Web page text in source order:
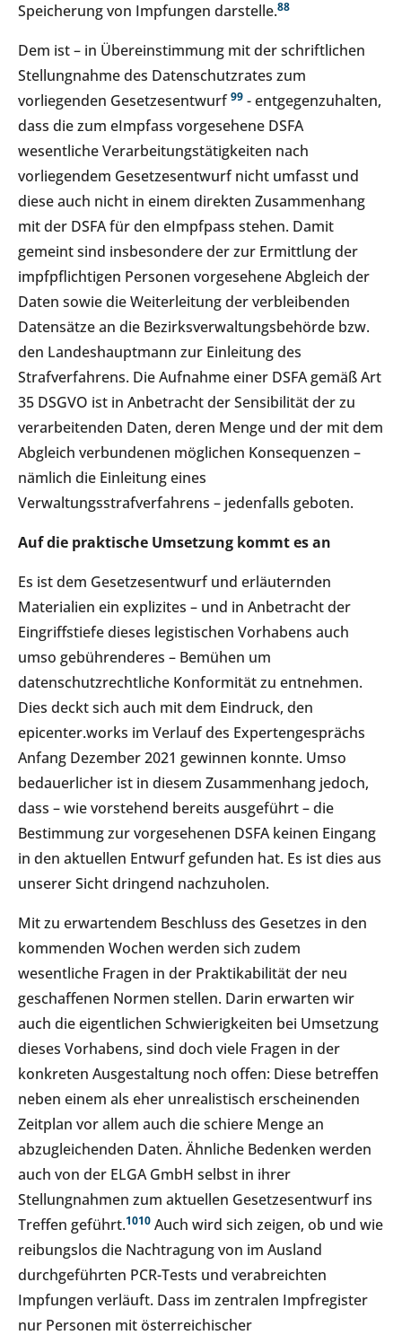
Speicherung von Impfungen darstelle.88
Dem ist – in Übereinstimmung mit der schriftlichen
Stellungnahme des Datenschutzrates zum
vorliegenden Gesetzesentwurf99 - entgegenzuhalten,
dass die zum eImpfass vorgesehene DSFA
wesentliche Verarbeitungstätigkeiten nach
vorliegendem Gesetzesentwurf nicht umfasst und
diese auch nicht in einem direkten Zusammenhang
mit der DSFA für den eImpfpass stehen. Damit
gemeint sind insbesondere der zur Ermittlung der
impfpflichtigen Personen vorgesehene Abgleich der
Daten sowie die Weiterleitung der verbleibenden
Datensätze an die Bezirksverwaltungsbehörde bzw.
den Landeshauptmann zur Einleitung des
Strafverfahrens. Die Aufnahme einer DSFA gemäß Art
35 DSGVO ist in Anbetracht der Sensibilität der zu
verarbeitenden Daten, deren Menge und der mit dem
Abgleich verbundenen möglichen Konsequenzen –
nämlich die Einleitung eines
Verwaltungsstrafverfahrens – jedenfalls geboten.
Auf die praktische Umsetzung kommt es an
Es ist dem Gesetzesentwurf und erläuternden
Materialien ein explizites – und in Anbetracht der
Eingriffstiefe dieses legistischen Vorhabens auch
umso gebührenderes – Bemühen um
datenschutzrechtliche Konformität zu entnehmen.
Dies deckt sich auch mit dem Eindruck, den
epicenter.works im Verlauf des Expertengesprächs
Anfang Dezember 2021 gewinnen konnte. Umso
bedauerlicher ist in diesem Zusammenhang jedoch,
dass – wie vorstehend bereits ausgeführt – die
Bestimmung zur vorgesehenen DSFA keinen Eingang
in den aktuellen Entwurf gefunden hat. Es ist dies aus
unserer Sicht dringend nachzuholen.
Mit zu erwartendem Beschluss des Gesetzes in den
kommenden Wochen werden sich zudem
wesentliche Fragen in der Praktikabilität der neu
geschaffenen Normen stellen. Darin erwarten wir
auch die eigentlichen Schwierigkeiten bei Umsetzung
dieses Vorhabens, sind doch viele Fragen in der
konkreten Ausgestaltung noch offen: Diese betreffen
neben einem als eher unrealistisch erscheinenden
Zeitplan vor allem auch die schiere Menge an
abzugleichenden Daten. Ähnliche Bedenken werden
auch von der ELGA GmbH selbst in ihrer
Stellungnahmen zum aktuellen Gesetzesentwurf ins
Treffen geführt.1010 Auch wird sich zeigen, ob und wie
reibungslos die Nachtragung von im Ausland
durchgeführten PCR-Tests und verabreichten
Impfungen verläuft. Dass im zentralen Impfregister
nur Personen mit österreichischer